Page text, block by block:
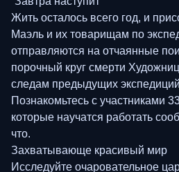
Жить осталось всего год, и
Маэль и их товарищам по
отправляются на отчаянные
порочный круг смерти
следам предыдущих экспедиций
Познакомьтесь с участниками
которые научатся работать
что.
Захватывающе красивый мир
Исследуйте очаровательное